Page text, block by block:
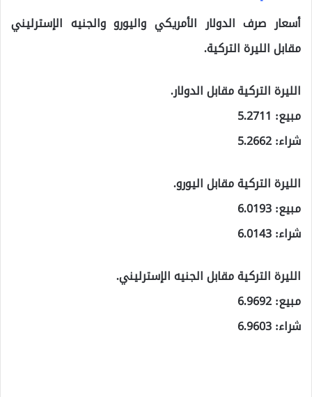
أسعار صرف الدولار الأمريكي واليورو والجنيه الإسترليني
مقابل الليرة التركية.
الليرة التركية مقابل الدولار.
مبيع: 5.2711
شراء: 5.2662
الليرة التركية مقابل اليورو.
مبيع: 6.0193
شراء: 6.0143
الليرة التركية مقابل الجنيه الإسترليني.
مبيع: 6.9692
شراء: 6.9603